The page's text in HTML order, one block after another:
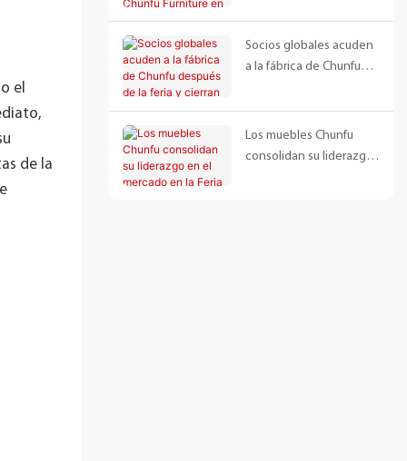
el
de la
Furniture en la galería de
ventas Longhu Bocui
Socios globales acuden
a la fábrica de Chunfu
cierran acuerdos
internacionales.
Los muebles Chunfu
consolidan su liderazgo